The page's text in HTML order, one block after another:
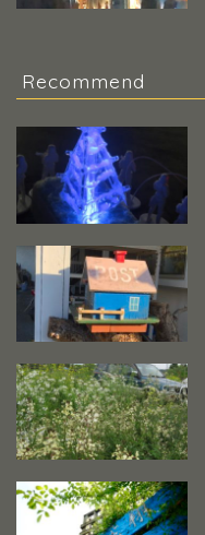
Recommend